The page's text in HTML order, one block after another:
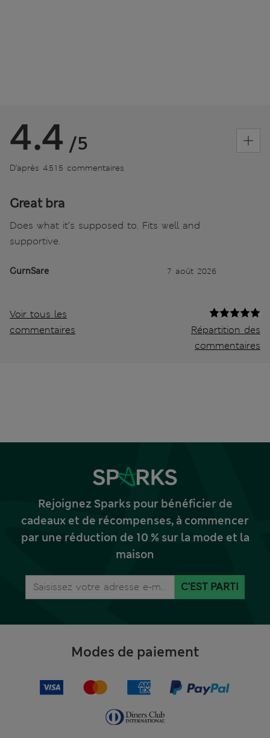
4.4 /5
D’après 4.515 commentaires
Great bra
Does what it’s supposed to. Fits well and
supportive.
GurnSare 7 août 2026
Voir tous les
commentaires
Répartition des
commentaires
Rejoignez Sparks pour bénéficier de
cadeaux et de récompenses, à commencer
par une réduction de 10 % sur la mode et la
maison
C'EST PARTI
Modes de paiement